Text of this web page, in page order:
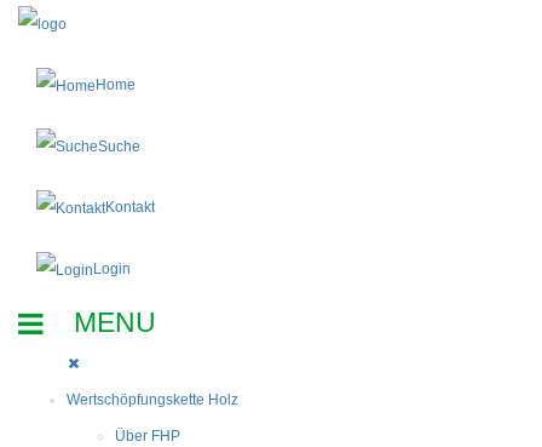
Home
Suche
Kontakt
Login
Wertschöpfungskette Holz
Über FHP